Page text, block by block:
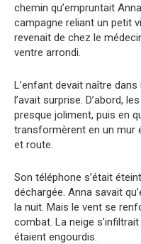
chemin qu’empruntait
campagne reliant un petit
revenait de chez le
ventre arrondi.
L’enfant devait naître
l’avait surprise. D’abord,
presque joliment, puis en
transformèrent en un mur
et route.
Son téléphone s’était
déchargée. Anna savait
la nuit. Mais le vent se
combat. La neige
étaient engourdis.